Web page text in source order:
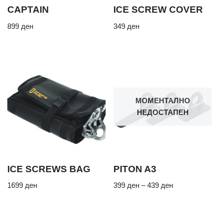
CAPTAIN
899 ден
ICE SCREW COVER
349 ден
ICE SCREWS BAG
1699 ден
МОМЕНТАЛНО
НЕДОСТАПЕН
PITON A3
399 ден – 439 ден